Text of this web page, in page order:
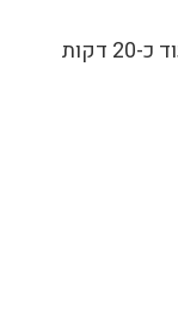
מבשלים על להבה גבוהה כחמש דקות ועוד כ-20 דקות